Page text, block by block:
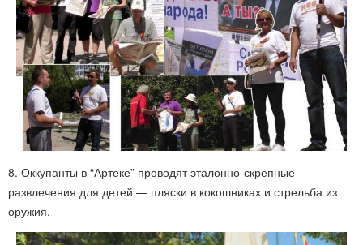
8. Оккупанты в “Артеке” проводят эталонно-скрепные
развлечения для детей — пляски в кокошниках и стрельба из
оружия.